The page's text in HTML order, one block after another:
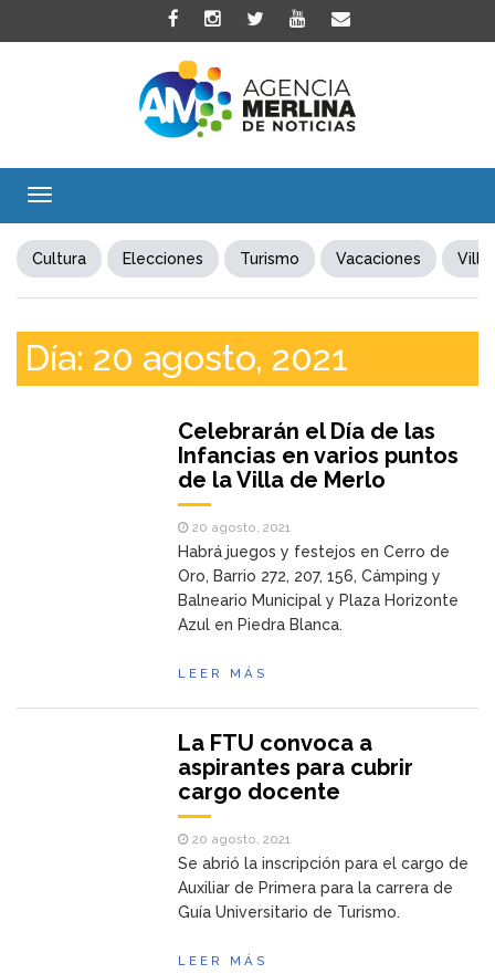
Toggle
Cultura Elecciones Turismo Vacaciones Villa
Día: 20 agosto, 2021
Celebrarán el Día de las
Infancias en varios puntos
de la Villa de Merlo
20 agosto, 2021
Habrá juegos y festejos en Cerro de
Oro, Barrio 272, 207, 156, Cámping y
Balneario Municipal y Plaza Horizonte
Azul en Piedra Blanca.
LEER MÁS
La FTU convoca a
aspirantes para cubrir
cargo docente
20 agosto, 2021
Se abrió la inscripción para el cargo de
Auxiliar de Primera para la carrera de
Guía Universitario de Turismo.
LEER MÁS